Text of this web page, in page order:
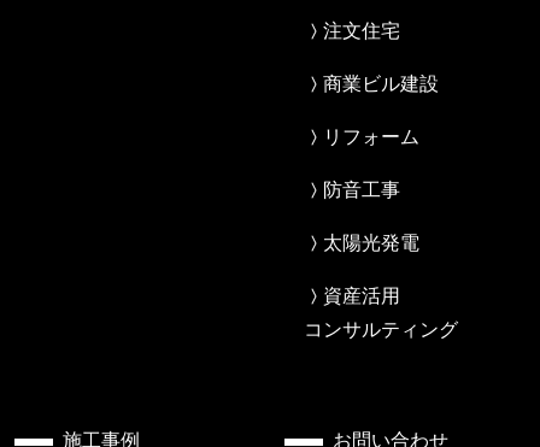
注文住宅
商業ビル建設
リフォーム
防音工事
太陽光発電
資産活用
コンサルティング
施工事例 お問い合わせ